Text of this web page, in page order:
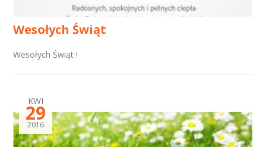
Wesołych Świąt
Wesołych Świąt !
KWI
29
2016